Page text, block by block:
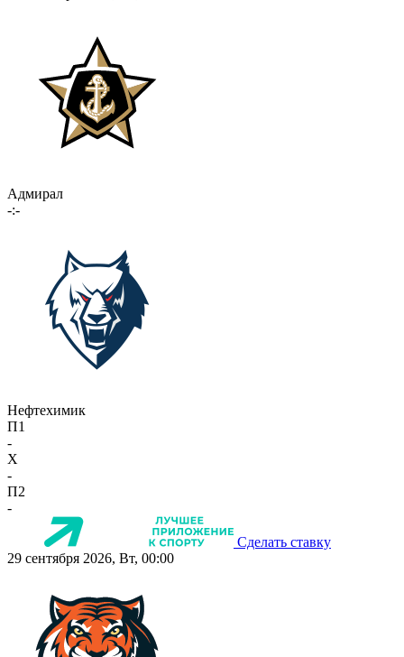
Адмирал
-:-
Нефтехимик
П1
-
X
-
П2
-
Сделать ставку
29 сентября 2026, Вт, 00:00